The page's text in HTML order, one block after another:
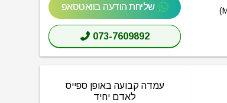
הכל אודות מיינדספייס Hope Town פתח תקווה (Mindspace Hope Town Petah Tikva)
שליחת הודעה בוואטסאפ
073-7609892
עמדה קבועה באופן ספייס
לאדם יחיד